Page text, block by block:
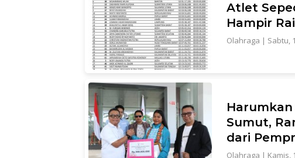
Atlet
Hampir
Olahraga | Sabtu,
Harumkan
Sumut,
dari
Olahraga | Kamis,